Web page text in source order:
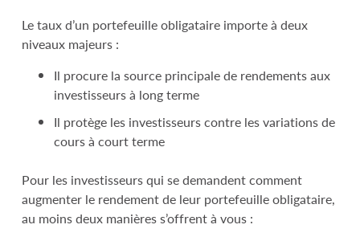
Le taux d’un portefeuille obligataire importe à deux
niveaux majeurs :
Il procure la source principale de rendements aux
investisseurs à long terme
Il protège les investisseurs contre les variations de
cours à court terme
Pour les investisseurs qui se demandent comment
augmenter le rendement de leur portefeuille obligataire,
au moins deux manières s’offrent à vous :